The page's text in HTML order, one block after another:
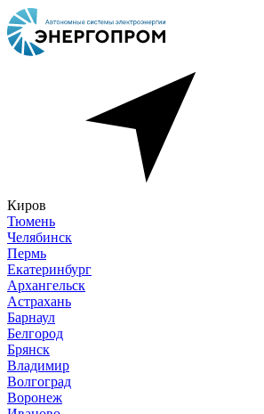
Киров
Тюмень
Челябинск
Пермь
Екатеринбург
Архангельск
Астрахань
Барнаул
Белгород
Брянск
Владимир
Волгоград
Воронеж